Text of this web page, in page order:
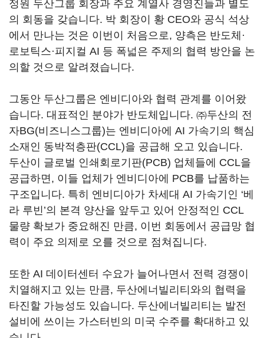
정원 두산그룹 회장과 주요 계열사 경영진들과 별도
의 회동을 갖습니다. 박 회장이 황 CEO와 공식 석상
에서 만나는 것은 이번이 처음으로, 양측은 반도체·
로보틱스·피지컬 AI 등 폭넓은 주제의 협력 방안을 논
의할 것으로 알려졌습니다.
그동안 두산그룹은 엔비디아와 협력 관계를 이어왔
습니다. 대표적인 분야가 반도체입니다. ㈜두산의 전
자BG(비즈니스그룹)는 엔비디아에 AI 가속기의 핵심
소재인 동박적층판(CCL)을 공급해 오고 있습니다.
두산이 글로벌 인쇄회로기판(PCB) 업체들에 CCL을
공급하면, 이들 업체가 엔비디아에 PCB를 납품하는
구조입니다. 특히 엔비디아가 차세대 AI 가속기인 ‘베
라 루빈’의 본격 양산을 앞두고 있어 안정적인 CCL
물량 확보가 중요해진 만큼, 이번 회동에서 공급망 협
력이 주요 의제로 오를 것으로 점쳐집니다.
또한 AI 데이터센터 수요가 늘어나면서 전력 경쟁이
치열해지고 있는 만큼, 두산에너빌리티와의 협력을
타진할 가능성도 있습니다. 두산에너빌리티는 발전
설비에 쓰이는 가스터빈의 미국 수주를 확대하고 있